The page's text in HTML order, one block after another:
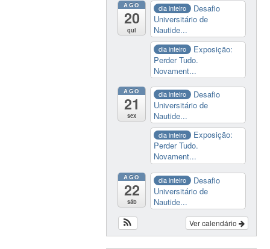
AGO
20
qui
dia inteiro
Desafio
Universitário de
Nautide...
dia inteiro
Exposição:
Perder Tudo.
Novament...
AGO
21
sex
dia inteiro
Desafio
Universitário de
Nautide...
dia inteiro
Exposição:
Perder Tudo.
Novament...
AGO
22
sáb
dia inteiro
Desafio
Universitário de
Nautide...
Ver calendário